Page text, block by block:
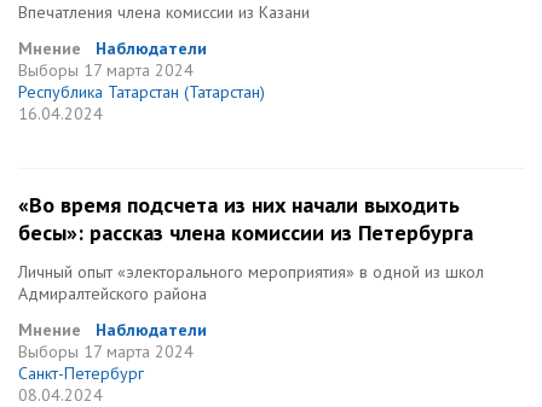
Впечатления члена комиссии из Казани
Мнение
Наблюдатели
Выборы 17 марта 2024
Республика Татарстан (Татарстан)
16.04.2024
«Во время подсчета из них начали выходить
бесы»: рассказ члена комиссии из Петербурга
Личный опыт «электорального мероприятия» в одной из школ
Адмиралтейского района
Мнение
Наблюдатели
Выборы 17 марта 2024
Санкт-Петербург
08.04.2024